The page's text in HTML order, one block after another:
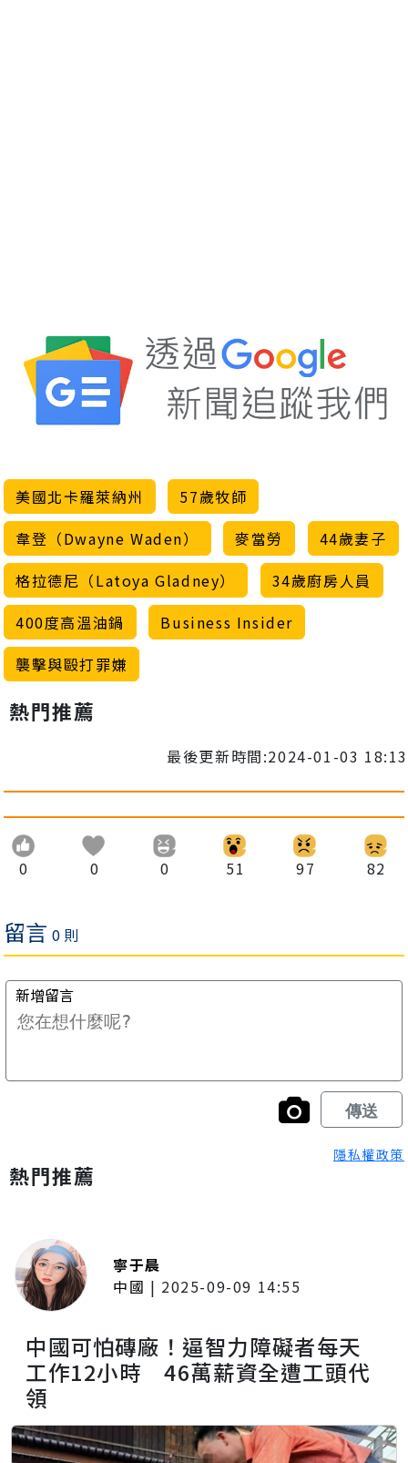
美國北卡羅萊納州
57歲牧師
韋登（Dwayne Waden）
麥當勞
44歲妻子
格拉德尼（Latoya Gladney）
34歲廚房人員
400度高溫油鍋
Business Insider
襲擊與毆打罪嫌
熱門推薦
最後更新時間:2024-01-03 18:13
0 0 0 51 97 82
隱私權政策
熱門推薦
寧于晨
中國 | 2025-09-09 14:55
中國可怕磚廠！逼智力障礙者每天
工作12小時 46萬薪資全遭工頭代
領